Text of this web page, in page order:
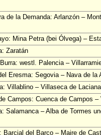
de la Demanda: Arlanzón –
Mina Petra (bei Ólvega) –
Zaratán
westl. Palencia –
Eresma: Segovia – Nava de la
Villablino – Villaseca de Laciana
Campos: Cuenca de Campos –
Salamanca – Alba de Tormes
Barcial del Barco – Maire de